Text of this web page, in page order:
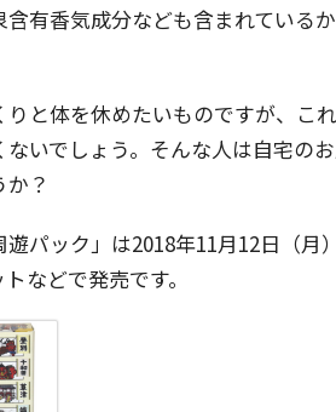
有香気成分なども含まれている
と体を休めたいものですが、こ
ないでしょう。そんな人は自宅の
？
パック」は2018年11月12日（月
などで発売です。